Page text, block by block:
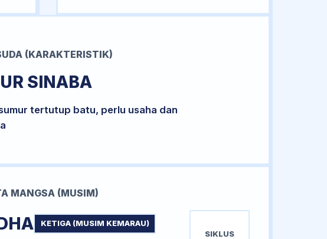
(KARAKTERISTIK)
SINABA
tertutup batu, perlu usaha dan
MANGSA (MUSIM)
KETIGA (MUSIM KEMARAU)
SIKLUS